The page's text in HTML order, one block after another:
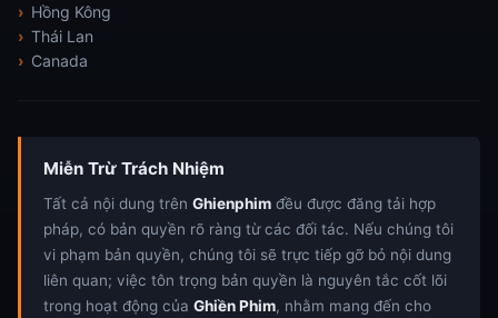
Hồng Kông
Thái Lan
Canada
Miễn Trừ Trách Nhiệm
Tất cả nội dung trên Ghienphim đều được đăng tải hợp
pháp, có bản quyền rõ ràng từ các đối tác. Nếu chúng tôi
vi phạm bản quyền, chúng tôi sẽ trực tiếp gỡ bỏ nội dung
liên quan; việc tôn trọng bản quyền là nguyên tắc cốt lõi
trong hoạt động của Ghiền Phim, nhằm mang đến cho